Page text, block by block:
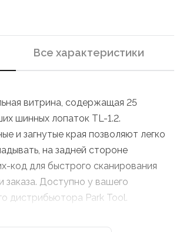
Все характеристики
витрина, содержащая 25
шинных лопаток TL-1.2.
и загнутые края позволяют легко
на задней стороне
код для быстрого сканирования
заказа. Доступно у вашего
дистрибьютора Park Tool.